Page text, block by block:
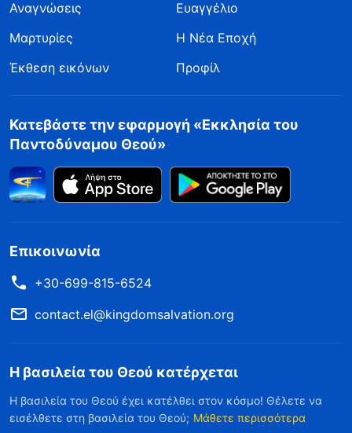
Αναγνώσεις
Ευαγγέλιο
Μαρτυρίες
Η Νέα Εποχή
Έκθεση εικόνων
Προφίλ
Κατεβάστε την εφαρμογή «Εκκλησία του
Παντοδύναμου Θεού»
Επικοινωνία
+30-699-815-6524
contact.el@kingdomsalvation.org
Η βασιλεία του Θεού κατέρχεται
Η βασιλεία του Θεού έχει κατέλθει στον κόσμο! Θέλετε να
εισέλθετε στη βασιλεία του Θεού; Μάθετε περισσότερα